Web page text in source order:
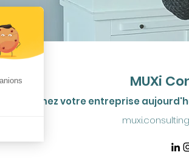
MUXi
Transformez votre entreprise